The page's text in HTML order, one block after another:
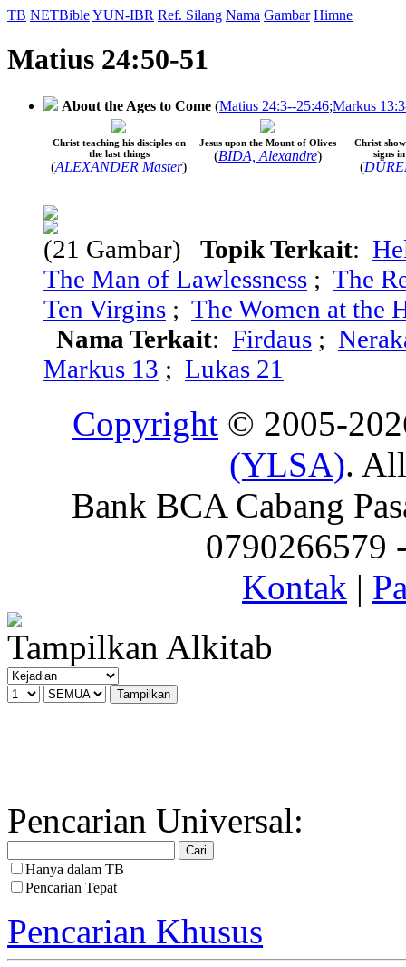
TB NETBibleYUN-IBR Ref. Silang Nama Gambar Himne
Matius 24:50-51
About the Ages to Come (Matius 24:3--25:46;Markus
Christ teaching his disciples on
the last things
(ALEXANDER Master)
Jesus upon the Mount of Olives
(BIDA, Alexandre)
Christ
signs
(
(21 Gambar) Topik Terkait:
The Man of Lawlessness ; The
Ten Virgins ; The Women at the
Nama Terkait: Firdaus ;
Markus 13 ; Lukas 21
Copyright © 2005-
(YLSA).
Bank BCA Cabang
0790266579
Kontak |
Tampilkan Alkitab
Pencarian Universal:
Hanya dalam TB
Pencarian Tepat
Pencarian Khusus